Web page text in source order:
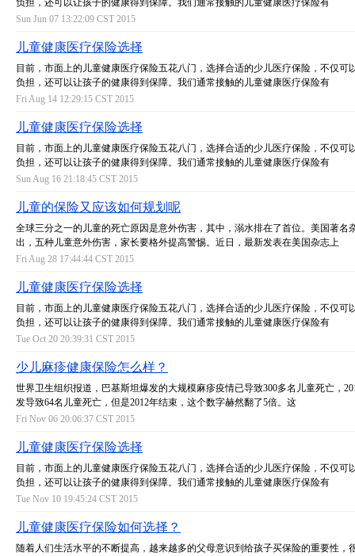
负担，还可以让孩子的健康得到保障。我们通常接触的儿童健康医疗保险有
Sun Jun 07 13:22:09 CST 2015
儿童健康医疗保险选择
目前，市面上的儿童健康医疗保险五花八门，选择合适的少儿医疗保险，不仅可
负担，还可以让孩子的健康得到保障。我们通常接触的儿童健康医疗保险有
Fri Aug 14 12:29:15 CST 2015
儿童健康医疗保险选择
目前，市面上的儿童健康医疗保险五花八门，选择合适的少儿医疗保险，不仅可
负担，还可以让孩子的健康得到保障。我们通常接触的儿童健康医疗保险有
Sun Aug 16 21:18:45 CST 2015
儿童的保险又应该如何规划呢
全球三分之一的儿童的死亡原因是意外伤害，其中，溺水排在了首位。美国著名
出，五种儿童意外伤害，家长要格外提高警惕。近日，最新发表在美国杂志上
Fri Aug 28 17:44:44 CST 2015
儿童健康医疗保险选择
目前，市面上的儿童健康医疗保险五花八门，选择合适的少儿医疗保险，不仅可
负担，还可以让孩子的健康得到保障。我们通常接触的儿童健康医疗保险有
Tue Oct 20 20:39:31 CST 2015
少儿麻疹健康保险怎么样？
世界卫生组织报道，巴基斯坦爆发的大规模麻疹疫情已导致300多名儿童死亡，
发导致64名儿童死亡，但是2012年结束，这个数字赫然翻了5倍。这
Fri Nov 06 20:06:37 CST 2015
儿童健康医疗保险选择
目前，市面上的儿童健康医疗保险五花八门，选择合适的少儿医疗保险，不仅可
负担，还可以让孩子的健康得到保障。我们通常接触的儿童健康医疗保险有
Tue Nov 10 19:45:24 CST 2015
儿童健康医疗保险如何选择？
随着人们生活水平的不断提高，越来越多的父母意识到给孩子买保险的重要性，